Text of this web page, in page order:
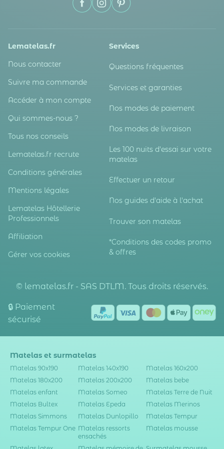
Lematelas.fr
Nous contacter
Suivre ma commande
Accéder à mon compte
Qui sommes-nous ?
Tous nos conseils
Lematelas.fr recrute
Conditions générales
Mentions légales
Lematelas Hôtellerie
Professionnels
Affiliation
Gérer vos cookies
Services
Questions fréquentes
Services et garanties
Nos modes de paiement
Nos modes de livraison
Les 100 nuits d'essai sur votre
matelas
Effectuer un retour
Nos guides d'aide à l'achat
Trouver son matelas
*Conditions des codes promo
& offres
© lematelas.fr - SAS DTLM. Tous droits réservés.
🔒 Paiement
sécurisé
Matelas et surmatelas
Matelas 90x190 Matelas 140x190
Matelas 160x200
Matelas 180x200
Matelas 200x200
Matelas bebe
Matelas enfant
Matelas Someo
Matelas Terre de Nuit
Matelas Bultex
Matelas Epeda
Matelas Merinos
Matelas Simmons
Matelas Dunlopillo
Matelas Tempur
Matelas Tempur One Matelas ressorts
ensachés
Matelas mousse